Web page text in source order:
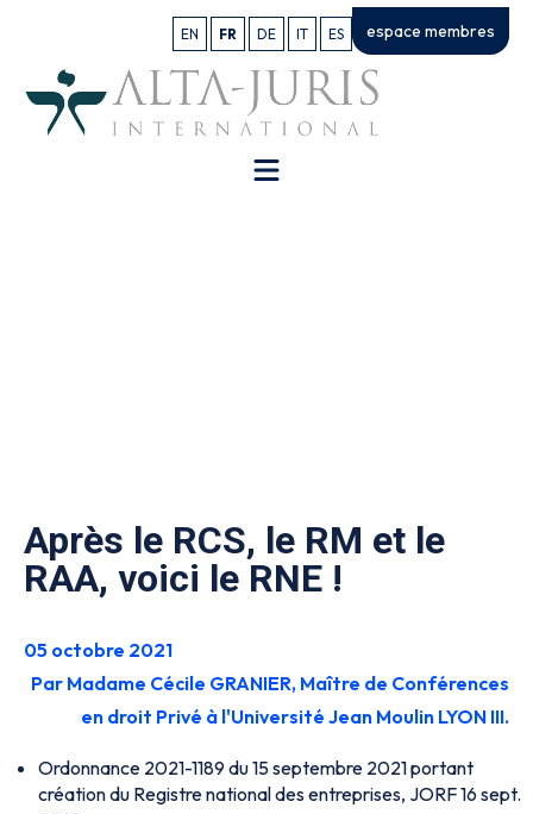
EN FR DE IT ES espace membres
Après le RCS, le RM et le
RAA, voici le RNE !
05 octobre 2021
Par Madame Cécile GRANIER, Maître de Conférences
en droit Privé à l'Université Jean Moulin LYON III.
Ordonnance 2021-1189 du 15 septembre 2021 portant
création du Registre national des entreprises, JORF 16 sept.